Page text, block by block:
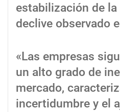
estabilización de la
declive observado
«Las empresas
un alto grado de
mercado,
incertidumbre y el